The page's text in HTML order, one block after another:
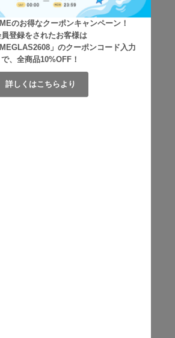
のお得なクーポンキャンペーン！
登録をされたお客様は
」のクーポンコード入力
で、全商品10%OFF！
詳しくはこちらより